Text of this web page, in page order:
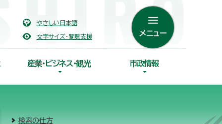
やさしい日本語
文字サイズ・閲覧支援 メニュー
産業・ビジネス・観光 市政情報
検索の仕方